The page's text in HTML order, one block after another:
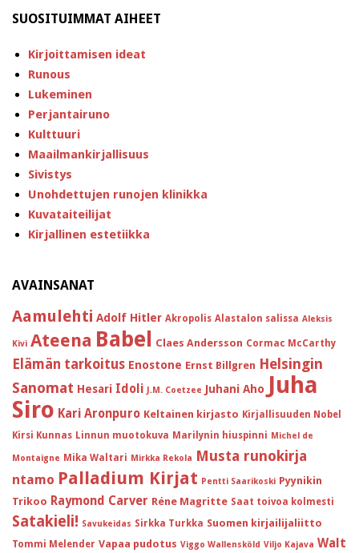
SUOSITUIMMAT AIHEET
Kirjoittamisen ideat
Runous
Lukeminen
Perjantairuno
Kulttuuri
Maailmankirjallisuus
Sivistys
Unohdettujen runojen klinikka
Kuvataiteilijat
Kirjallinen estetiikka
AVAINSANAT
Aamulehti Adolf Hitler Akropolis Alastalon salissa Aleksis
Kivi Ateena Babel Claes Andersson Cormac McCarthy
Elämän tarkoitus Enostone Ernst Billgren Helsingin
Sanomat Hesari Idoli J.M. Coetzee Juhani Aho Juha
Siro Kari Aronpuro Keltainen kirjasto Kirjallisuuden Nobel
Kirsi Kunnas Linnun muotokuva Marilynin hiuspinni Michel de
Montaigne Mika Waltari Mirkka Rekola Musta runokirja
ntamo Palladium Kirjat Pentti Saarikoski Pyynikin
Trikoo Raymond Carver Réne Magritte Saat toivoa kolmesti
Satakieli! Savukeidas Sirkka Turkka Suomen kirjailijaliitto
Tommi Melender Vapaa pudotus Viggo Wallensköld Viljo Kajava Walt